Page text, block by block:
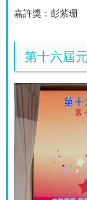
嘉許獎：彭紫珊
第十六屆